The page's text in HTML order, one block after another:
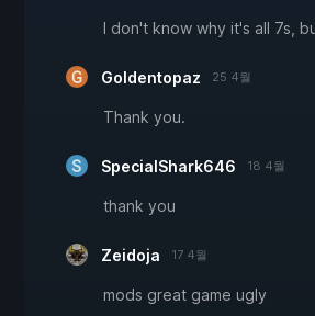
I don't know why it's all 7s,
Goldentopaz 25 4월
Thank you.
SpecialShark646 18 4월
thank you
Zeidoja 17 4월
mods great game ugly